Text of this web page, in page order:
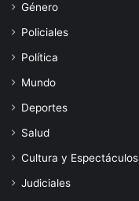
Género
Policiales
Política
Mundo
Deportes
Salud
Cultura y Espectáculos
Judiciales